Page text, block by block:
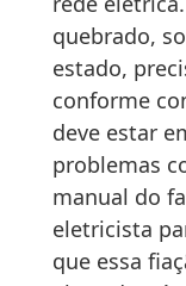
quebrado,
estado,
conforme
deve estar
problemas
manual do
eletricista
que essa